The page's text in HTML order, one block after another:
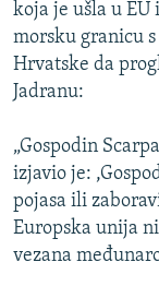
koja je ušla u
morsku granicu
Hrvatske da
Jadranu:
„Gospodin
izjavio je:
pojasa ili
Europska unija
vezana